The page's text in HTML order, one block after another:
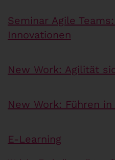
Seminar Agile
Innovationen
New Work: Agilität
New Work: Führen in
E-Learning